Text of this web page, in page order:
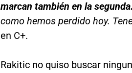
marcan también en la segunda.
como hemos perdido hoy.
en C+.
Rakitic no quiso buscar